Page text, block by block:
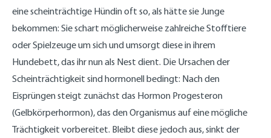
eine scheinträchtige Hündin oft so, als hätte sie Junge
bekommen: Sie schart möglicherweise zahlreiche Stofftiere
oder Spielzeuge um sich und umsorgt diese in ihrem
Hundebett, das ihr nun als Nest dient. Die Ursachen der
Scheinträchtigkeit sind hormonell bedingt: Nach den
Eisprüngen steigt zunächst das Hormon Progesteron
(Gelbkörperhormon), das den Organismus auf eine mögliche
Trächtigkeit vorbereitet. Bleibt diese jedoch aus, sinkt der